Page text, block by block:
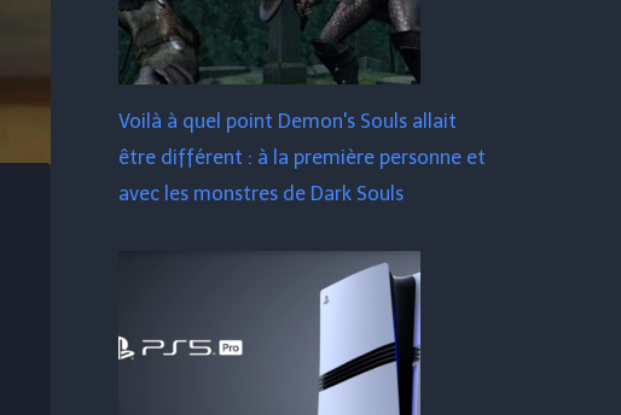
Voilà à quel point Demon's Souls allait
être différent : à la première personne et
avec les monstres de Dark Souls